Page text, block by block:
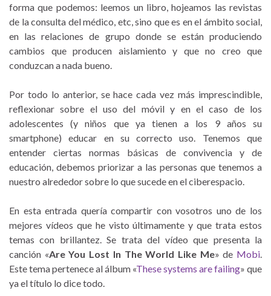
forma que podemos: leemos un libro, hojeamos las revistas
de la consulta del médico, etc, sino que es en el ámbito social,
en las relaciones de grupo donde se están produciendo
cambios que producen aislamiento y que no creo que
conduzcan a nada bueno.
Por todo lo anterior, se hace cada vez más imprescindible,
reflexionar sobre el uso del móvil y en el caso de los
adolescentes (y niños que ya tienen a los 9 años su
smartphone) educar en su correcto uso. Tenemos que
entender ciertas normas básicas de convivencia y de
educación, debemos priorizar a las personas que tenemos a
nuestro alrededor sobre lo que sucede en el ciberespacio.
En esta entrada quería compartir con vosotros uno de los
mejores vídeos que he visto últimamente y que trata estos
temas con brillantez. Se trata del vídeo que presenta la
canción «Are You Lost In The World Like Me» de Mobi
Este tema pertenece al álbum «These systems are failing» que
ya el título lo dice todo.